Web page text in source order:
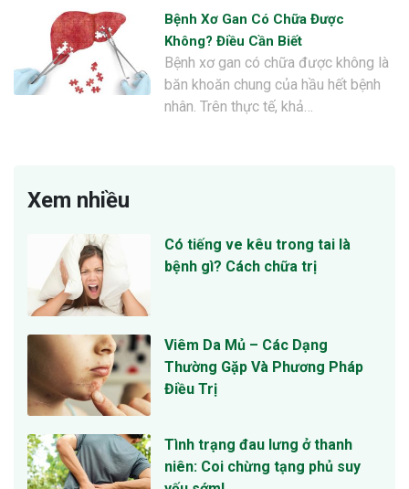
Bệnh Xơ Gan Có Chữa Được
Không? Điều Cần Biết
Bệnh xơ gan có chữa được không là
băn khoăn chung của hầu hết bệnh
nhân. Trên thực tế, khả…
Xem nhiều
Có tiếng ve kêu trong tai là
bệnh gì? Cách chữa trị
Viêm Da Mủ – Các Dạng
Thường Gặp Và Phương Pháp
Điều Trị
Tình trạng đau lưng ở thanh
niên: Coi chừng tạng phủ suy